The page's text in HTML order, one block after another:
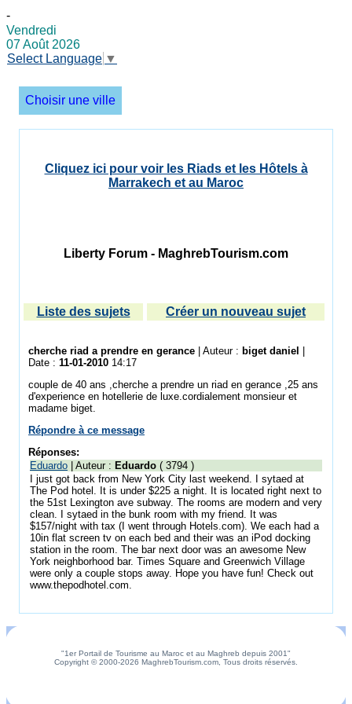
-
Vendredi
07 Août 2026
Select Language ▼
Choisir une ville
Cliquez ici pour voir les Riads et les Hôtels à
Marrakech et au Maroc
Liberty Forum - MaghrebTourism.com
Liste des sujets Créer un nouveau sujet
cherche riad a prendre en gerance | Auteur : biget daniel
Date : 11-01-2010 14:17
couple de 40 ans ,cherche a prendre un riad en gerance ,25 ans
d'experience en hotellerie de luxe.cordialement monsieur et
madame biget.
Répondre à ce message
Réponses:
Eduardo | Auteur : Eduardo ( 3794 )
I just got back from New York City last weekend. I sytaed at
The Pod hotel. It is under $225 a night. It is located right next to
the 51st Lexington ave subway. The rooms are modern and very
clean. I sytaed in the bunk room with my friend. It was
$157/night with tax (I went through Hotels.com). We each had a
10in flat screen tv on each bed and their was an iPod docking
station in the room. The bar next door was an awesome New
York neighborhood bar. Times Square and Greenwich Village
were only a couple stops away. Hope you have fun! Check out
www.thepodhotel.com.
"1er Portail de Tourisme au Maroc et au Maghreb depuis 2001"
Copyright © 2000-2026 MaghrebTourism.com, Tous droits réservés.